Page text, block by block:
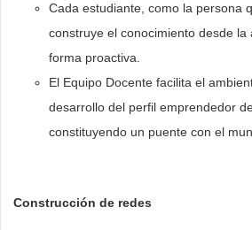
Cada estudiante, como la persona
construye el conocimiento desde la
forma proactiva.
El Equipo Docente facilita el
desarrollo del perfil emprendedor
constituyendo un puente con el
Construcción de redes